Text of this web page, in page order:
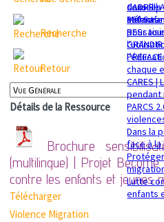
sexuelle
dans
360
pour
CADRE
enfants
chaque
CARES
pendant
PARCS
Dans la
face à
Lutte
enfants
Recherche
Retour
Détails de la Ressource
Brochure
(multilingue) | Projet
contre les enfants et jeunes
Télécharger
Violence Migration